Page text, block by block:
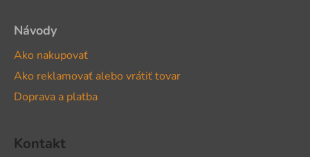
Návody
Ako nakupovať
Ako reklamovať alebo vrátiť tovar
Doprava a platba
Kontakt